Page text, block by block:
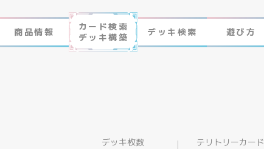
商品情報
カード検索
デッキ構築
デッキ検索 遊び方
遊び方
デッキ枚数 テリトリーカード